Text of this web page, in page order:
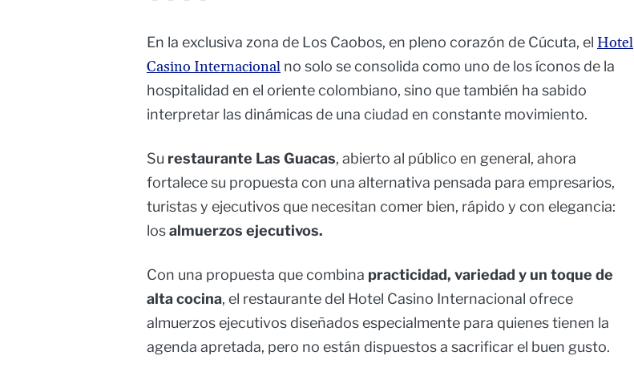
En la exclusiva zona de Los Caobos, en pleno corazón de Cúcuta, el Hotel
Casino Internacional no solo se consolida como uno de los íconos de la
hospitalidad en el oriente colombiano, sino que también ha sabido
interpretar las dinámicas de una ciudad en constante movimiento.
Su restaurante Las Guacas, abierto al público en general, ahora
fortalece su propuesta con una alternativa pensada para empresarios,
turistas y ejecutivos que necesitan comer bien, rápido y con elegancia:
losalmuerzos ejecutivos.
Con una propuesta que combina practicidad, variedad y un toque de
alta cocina, el restaurante del Hotel Casino Internacional ofrece
almuerzos ejecutivos diseñados especialmente para quienes tienen la
agenda apretada, pero no están dispuestos a sacrificar el buen gusto.